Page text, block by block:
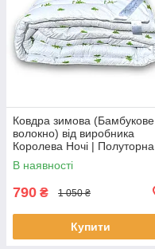
Ковдра зимова (Бамбукове
волокно) від виробника
Королева Ночі | Полуторна
145х210 | Бамбук на білому
В наявності
790 ₴ 1 050 ₴
Купити